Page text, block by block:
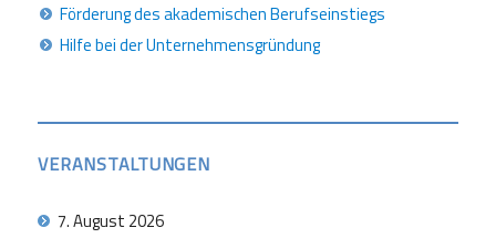
Förderung des akademischen Berufseinstiegs
Hilfe bei der Unternehmensgründung
VERANSTALTUNGEN
7. August 2026